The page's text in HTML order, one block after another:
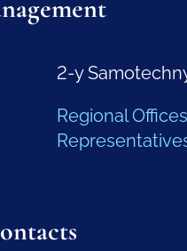
2-y
Regional Offices